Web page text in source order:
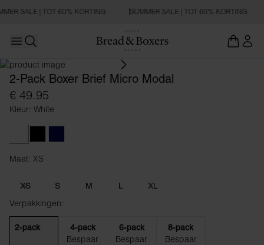
SALE | TOT 60% KORTING SUMMER SALE | TOT 60% KORTING
Open main menu
2-Pack Boxer Brief Micro Modal
€ 49.95
Kleur: White
Maat: XS
XS S M L XL
Verpakkingen:
2-pack 4-pack
Bespaar
6-pack
Bespaar
8-pack
Bespaar